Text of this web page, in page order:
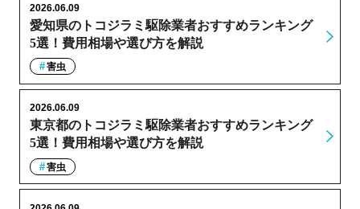
愛知県のトコジラミ駆除業者おすすめランキング
5選！費用相場や選び方を解説
2026.06.09
害虫
東京都のトコジラミ駆除業者おすすめランキング
5選！費用相場や選び方を解説
2026.06.09
害虫